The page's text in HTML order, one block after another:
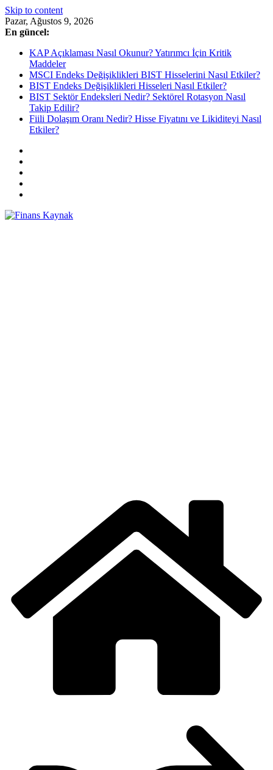
Skip to content
Pazar, Ağustos 9, 2026
En güncel:
KAP Açıklaması Nasıl Okunur? Yatırımcı İçin Kritik
Maddeler
MSCI Endeks Değişiklikleri BIST Hisselerini Nasıl Etkiler?
BIST Endeks Değişiklikleri Hisseleri Nasıl Etkiler?
BIST Sektör Endeksleri Nedir? Sektörel Rotasyon Nasıl
Takip Edilir?
Fiili Dolaşım Oranı Nedir? Hisse Fiyatını ve Likiditeyi Nasıl
Etkiler?